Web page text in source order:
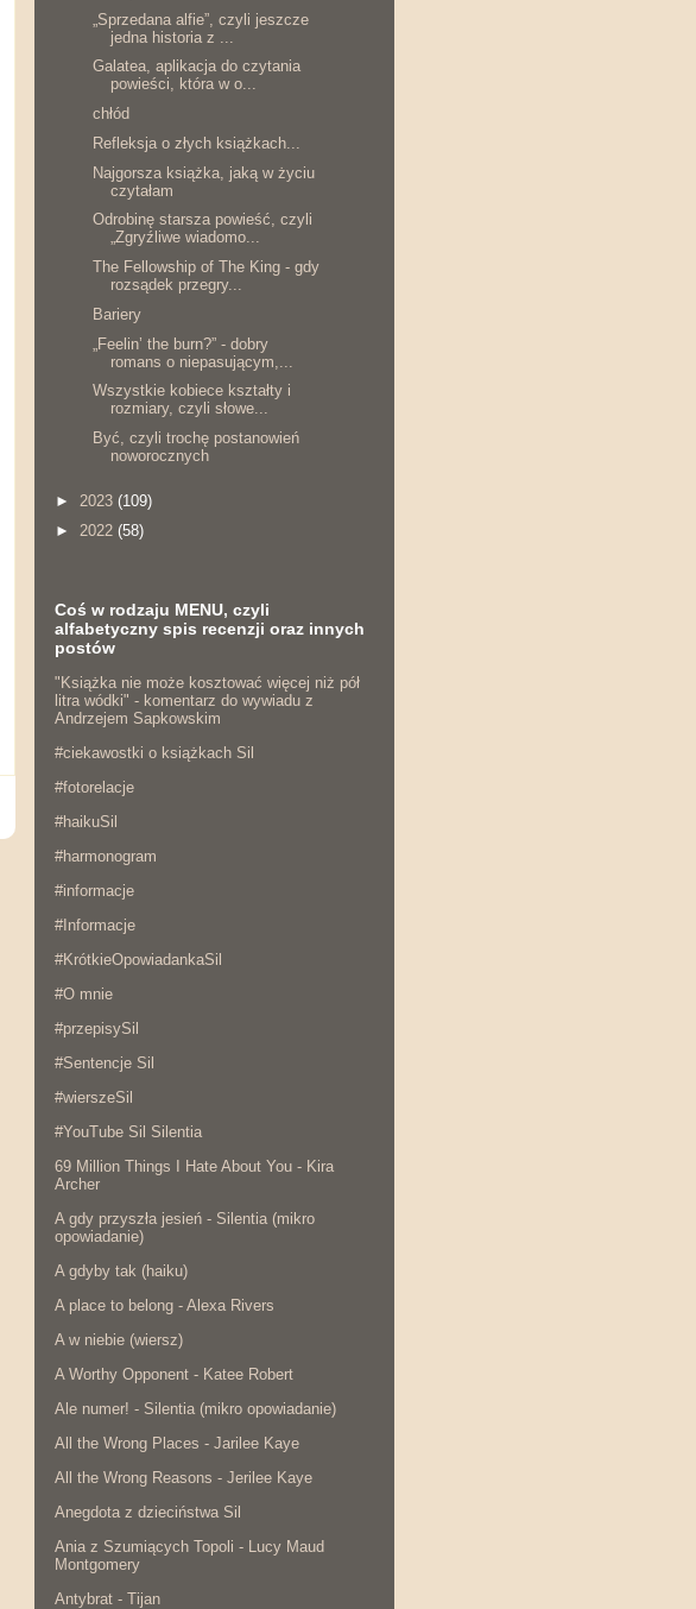
„Sprzedana alfie”, czyli jeszcze
jedna historia z ...
Galatea, aplikacja do czytania
powieści, która w o...
chłód
Refleksja o złych książkach...
Najgorsza książka, jaką w życiu
czytałam
Odrobinę starsza powieść, czyli
„Zgryźliwe wiadomo...
The Fellowship of The King - gdy
rozsądek przegry...
Bariery
„Feelin’ the burn?” - dobry
romans o niepasującym,...
Wszystkie kobiece kształty i
rozmiary, czyli słowe...
Być, czyli trochę postanowień
noworocznych
► 2023 (109)
► 2022 (58)
Coś w rodzaju MENU, czyli
alfabetyczny spis recenzji oraz innych
postów
"Książka nie może kosztować więcej niż pół
litra wódki" - komentarz do wywiadu z
Andrzejem Sapkowskim
#ciekawostki o książkach Sil
#fotorelacje
#haikuSil
#harmonogram
#informacje
#Informacje
#KrótkieOpowiadankaSil
#O mnie
#przepisySil
#Sentencje Sil
#wierszeSil
#YouTube Sil Silentia
69 Million Things I Hate About You - Kira
Archer
A gdy przyszła jesień - Silentia (mikro
opowiadanie)
A gdyby tak (haiku)
A place to belong - Alexa Rivers
A w niebie (wiersz)
A Worthy Opponent - Katee Robert
Ale numer! - Silentia (mikro opowiadanie)
All the Wrong Places - Jarilee Kaye
All the Wrong Reasons - Jerilee Kaye
Anegdota z dzieciństwa Sil
Ania z Szumiących Topoli - Lucy Maud
Montgomery
Antybrat - Tijan